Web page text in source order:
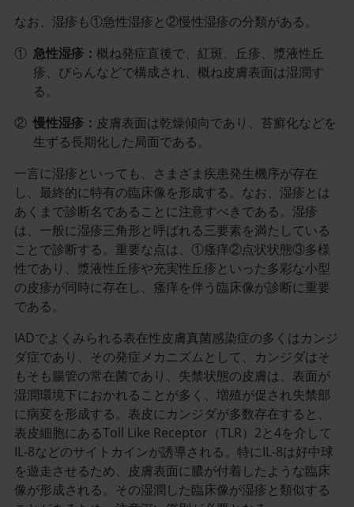
なお、湿疹も①急性湿疹と②慢性湿疹の分類がある。
① 急性湿疹： 概ね発症直後で、紅斑、丘疹、漿液性丘
疹、びらんなどで構成され、概ね皮膚表面は湿潤す
る。
② 慢性湿疹： 皮膚表面は乾燥傾向であり、苔癬化などを
生ずる長期化した局面である。
一言に湿疹といっても、さまざま疾患発生機序が存在
し、最終的に特有の臨床像を形成する。なお、湿疹とは
あくまで診断名であることに注意すべきである。湿疹
は、一般に湿疹三角形と呼ばれる三要素を満たしている
ことで診断する。重要な点は、①瘙痒②点状状態③多様
性であり、漿液性丘疹や充実性丘疹といった多彩な小型
の皮疹が同時に存在し、瘙痒を伴う臨床像が診断に重要
である。
IADでよくみられる表在性皮膚真菌感染症の多くはカンジ
ダ症であり、その発症メカニズムとして、カンジダはそ
もそも腸管の常在菌であり、失禁状態の皮膚は、表面が
湿潤環境下におかれることが多く、増殖が促され失禁部
に病変を形成する。表皮にカンジダが多数存在すると、
表皮細胞にあるToll Like Receptor（TLR）2と4を介して
IL-8などのサイトカインが誘導される。特にIL-8は好中球
を遊走させるため、皮膚表面に膿が付着したような臨床
像が形成される。その湿潤した臨床像が湿疹と類似する